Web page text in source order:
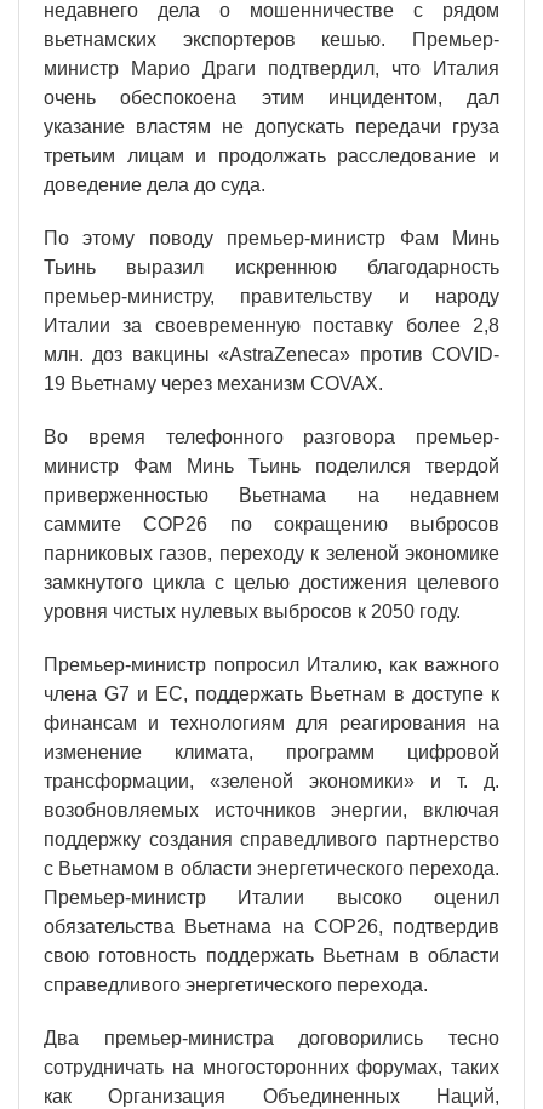
недавнего дела о мошенничестве с рядом
вьетнамских экспортеров кешью. Премьер-
министр Марио Драги подтвердил, что Италия
очень обеспокоена этим инцидентом, дал
указание властям не допускать передачи груза
третьим лицам и продолжать расследование и
доведение дела до суда.
По этому поводу премьер-министр Фам Минь
Тьинь выразил искреннюю благодарность
премьер-министру, правительству и народу
Италии за своевременную поставку более 2,8
млн. доз вакцины «AstraZeneca» против COVID-
19 Вьетнаму через механизм COVAX.
Во время телефонного разговора премьер-
министр Фам Минь Тьинь поделился твердой
приверженностью Вьетнама на недавнем
саммите COP26 по сокращению выбросов
парниковых газов, переходу к зеленой экономике
замкнутого цикла с целью достижения целевого
уровня чистых нулевых выбросов к 2050 году.
Премьер-министр попросил Италию, как важного
члена G7 и ЕС, поддержать Вьетнам в доступе к
финансам и технологиям для реагирования на
изменение климата, программ цифровой
трансформации, «зеленой экономики» и т. д.
возобновляемых источников энергии, включая
поддержку создания справедливого партнерство
с Вьетнамом в области энергетического перехода.
Премьер-министр Италии высоко оценил
обязательства Вьетнама на COP26, подтвердив
свою готовность поддержать Вьетнам в области
справедливого энергетического перехода.
Два премьер-министра договорились тесно
сотрудничать на многосторонних форумах, таких
как Организация Объединенных Наций,